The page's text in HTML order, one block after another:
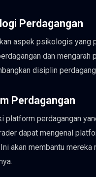
Perdagangan
aspek psikologis yang
dan
disiplin
Perdagangan
perdagangan
dapat mengenal
akan membantu